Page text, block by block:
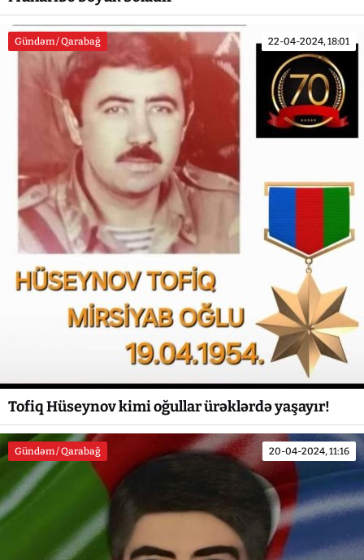
Gündəm / Qarabağ 22-04-2024, 18:01
Tofiq Hüseynov kimi oğullar ürəklərdə yaşayır!
Gündəm / Qarabağ 20-04-2024, 11:16